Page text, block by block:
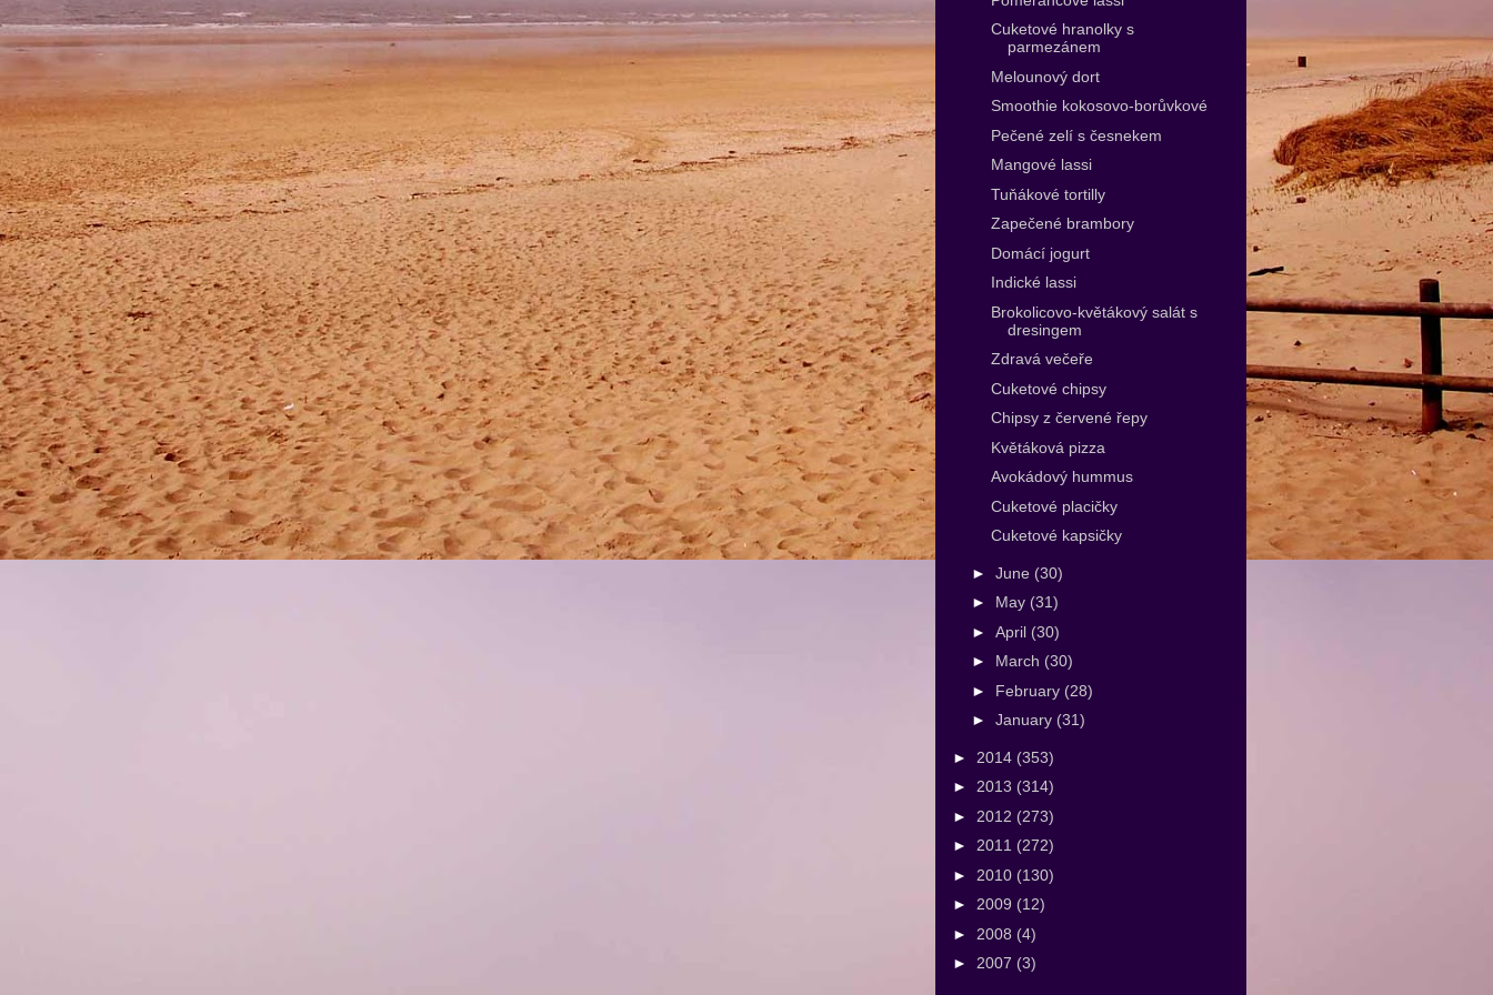
Cuketové hranolky s
parmezánem
Melounový dort
Smoothie kokosovo-borůvkové
Pečené zelí s česnekem
Mangové lassi
Tuňákové tortilly
Zapečené brambory
Domácí jogurt
Indické lassi
Brokolicovo-květákový salát s
dresingem
Zdravá večeře
Cuketové chipsy
Chipsy z červené řepy
Květáková pizza
Avokádový hummus
Cuketové placičky
Cuketové kapsičky
► June (30)
► May (31)
► April (30)
► March (30)
► February (28)
► January (31)
► 2014 (353)
► 2013 (314)
► 2012 (273)
► 2011 (272)
► 2010 (130)
► 2009 (12)
► 2008 (4)
► 2007 (3)